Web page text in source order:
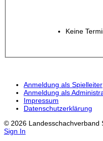
Keine
Anmeldung als Spielleiter
Anmeldung als
Impressum
Datenschutzerklärung
© 2026 Landesschachverband
Sign In